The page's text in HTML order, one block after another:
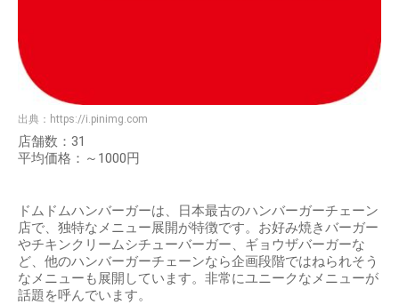
出典： https://i.pinimg.com
店舗数：31
平均価格：～1000円
ドムドムハンバーガーは、日本最古のハンバーガーチェーン
店で、独特なメニュー展開が特徴です。お好み焼きバーガー
やチキンクリームシチューバーガー、ギョウザバーガーな
ど、他のハンバーガーチェーンなら企画段階ではねられそう
なメニューも展開しています。非常にユニークなメニューが
話題を呼んでいます。